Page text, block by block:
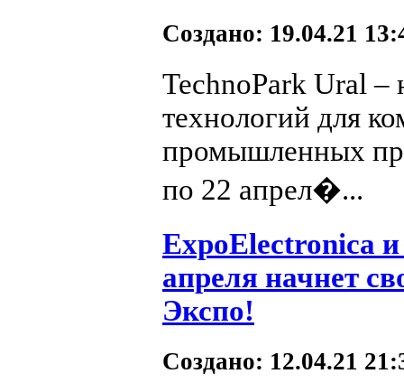
Создано: 19.04.21
TechnoPark Ural –
технологий для
промышленных
по 22 апрел�...
ExpoElectronica
апреля начнет
Экспо!
Создано: 12.04.21